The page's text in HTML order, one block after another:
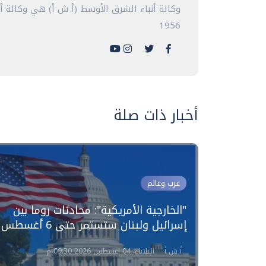
وكالة أنباء الشرق الأوسط (أ ش أ) هي وكالة
1956
أخبار ذات صلة
عرب وعالم
"الخارجية الأمريكية": محادثات روما بين
إسرائيل ولبنان ستستمر حتى 6 أغسطس
أ ش أ الثلاثاء، 04 اغسطس 2026 09:30 م